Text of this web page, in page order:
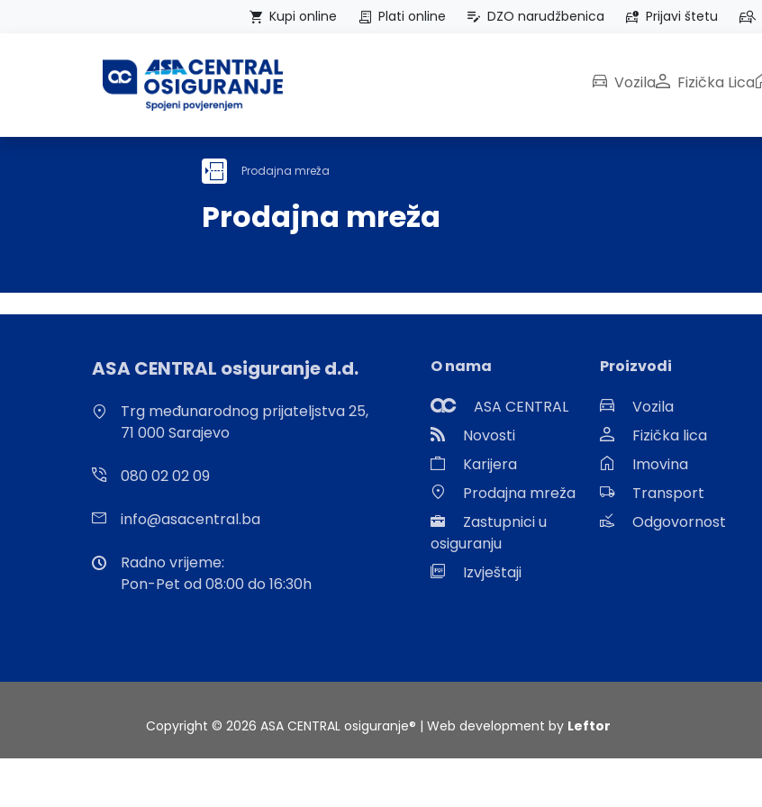
Kupi online Plati online DZO narudžbenica Prijavi štetu
Početna
Vozila Fizička Lica
Prodajna mreža
Prodajna mreža
ASA CENTRAL osiguranje d.d.
Trg međunarodnog prijateljstva 25,
71 000 Sarajevo
080 02 02 09
info@asacentral.ba
Radno vrijeme:
Pon-Pet od 08:00 do 16:30h
O nama
ASA CENTRAL
Novosti
Karijera
Prodajna mreža
Zastupnici u
osiguranju
Izvještaji
Proizvodi
Vozila
Fizička lica
Imovina
Transport
Odgovornost
Copyright © 2026 ASA CENTRAL osiguranje® | Web development by Leftor